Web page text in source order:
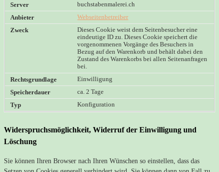
buchstabenmalerei.ch
Webseitenbetreiber
Dieses Cookie weist dem Seitenbesucher eine
eindeutige ID zu. Dieses Cookie speichert die
vorgenommenen Vorgänge des Besuchers in
Bezug auf den Warenkorb und behält dabei den
Zustand des Warenkorbs bei allen Seitenanfragen
bei.
Einwilligung
ca. 2 Tage
Konfiguration
Widerspruchsmöglichkeit, Widerruf der Einwilligung und
Löschung
Sie können Ihren Browser nach Ihren Wünschen so einstellen, dass das